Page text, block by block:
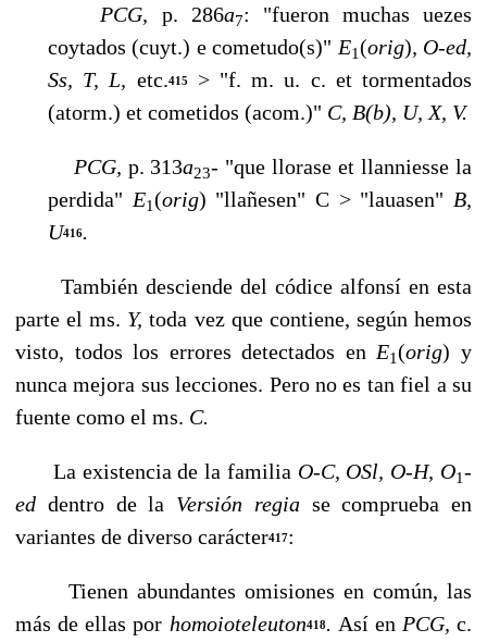
PCG, p. 286a7: "fueron muchas uezes
coytados (cuyt.) e cometudo(s)" E1(orig), O-ed,
Ss, T, L, etc.415
> "f. m. u. c. et tormentados
(atorm.) et co­metidos (acom.)" C, B(b), U, X, V.
PCG, p. 313a23- "que llorase et llanniesse la
perdida" E1(orig) "llañesen" C > "lauasen" B,
U416.
También desciende del códice alfonsí en esta
parte el ms. Y,toda vez que contiene, según hemos
visto, todos los errores detectados en E1(orig) y
nunca mejora sus leccio­nes. Pero no es tan fiel a su
fuente como el ms. C.
La existencia de la familia O-C, OSl, O-H, O1-
ed dentro de la Versión regia se com­prueba en
variantes de diverso carácter417:
Tienen abundantes omisiones en común, las
más de ellas por homoioteleuton418. Así en PCG, c.